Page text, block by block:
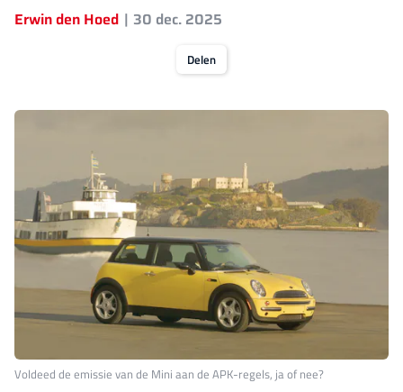
Erwin den Hoed 30 dec. 2025
Delen
Voldeed de emissie van de Mini aan de APK-regels, ja of nee?